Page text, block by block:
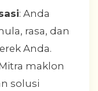
: Anda
rasa, dan
Anda.
maklon
solusi